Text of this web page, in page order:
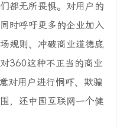
都无所畏惧。对用户的
时呼吁更多的企业加入
规则、冲破商业道德底
360这种不正当的商业
对用户进行恫吓、欺骗
，还中国互联网一个健